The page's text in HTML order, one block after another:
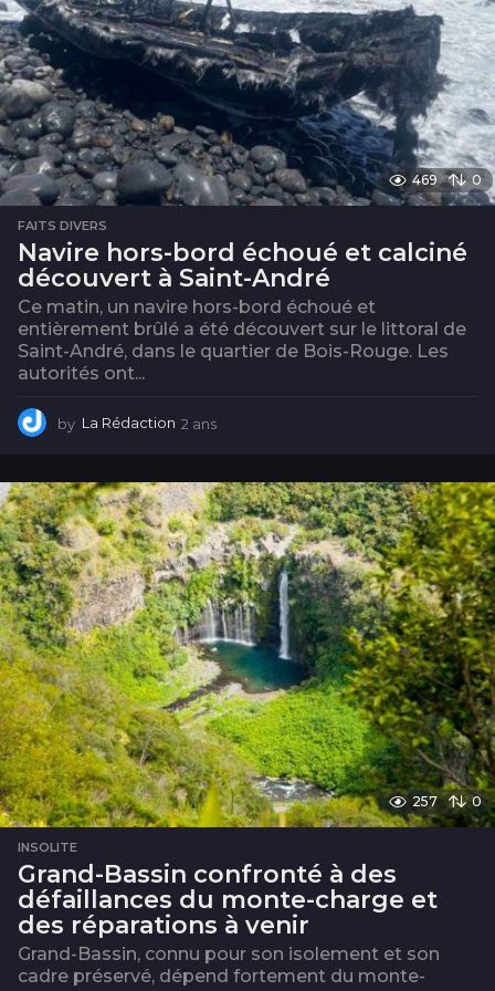
469 0
FAITS DIVERS
Navire hors-bord échoué et calciné
découvert à Saint-André
Ce matin, un navire hors-bord échoué et
entièrement brûlé a été découvert sur le littoral de
Saint-André, dans le quartier de Bois-Rouge. Les
autorités ont...
by La Rédaction 2 ans
s
257 0
INSOLITE
Grand-Bassin confronté à des
défaillances du monte-charge et
des réparations à venir
Grand-Bassin, connu pour son isolement et son
cadre préservé, dépend fortement du monte-